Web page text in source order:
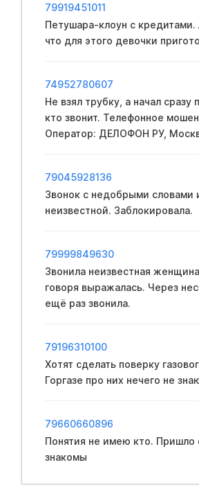
79919451011
Петушара-клоун с кредитами.
что для этого девочки
74952780607
Не взял трубку, а начал сразу
кто звонит. Телефонное
Оператор: ДЕЛОФОН РУ,
79045928136
Звонок с недобрыми словами
неизвестной. Заблокировала.
79999849630
Звонила неизвестная
говоря выражалась. Через
ещё раз звонила.
79196310100
Хотят сделать поверку
Горгазе про них нечего не
79660660896
Понятия не имею кто. Пришло cмс будто мы
знакомы